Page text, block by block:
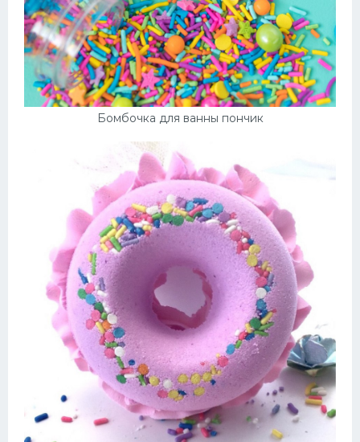
Бомбочка для ванны пончик